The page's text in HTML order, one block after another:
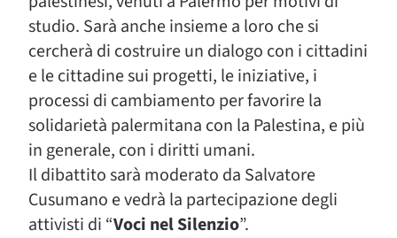
studio. Sarà anche insieme a loro che si
cercherà di costruire un dialogo con i cittadini
e le cittadine sui progetti, le iniziative, i
processi di cambiamento per favorire la
solidarietà palermitana con la Palestina, e più
in generale, con i diritti umani.
Il dibattito sarà moderato da Salvatore
Cusumano e vedrà la partecipazione degli
attivisti di “Voci nel Silenzio”.